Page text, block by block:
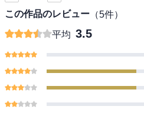
この作品のレビュー （5件）
平均 3.5